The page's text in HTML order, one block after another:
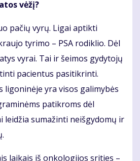
vėžį?
pačių vyrų. Ligai aptikti
tyrimo – PSA rodiklio. Dėl
vyrai. Tai ir šeimos gydytojų
pacientus pasitikrinti.
ligoninėje yra visos galimybės
patikroms dėl
leidžia sumažinti neišgydomų ir
laikais iš onkologijos srities –